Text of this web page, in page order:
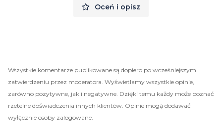
Oceń i opisz
Wszystkie komentarze publikowane są dopiero po wcześniejszym
zatwierdzeniu przez moderatora. Wyświetlamy wszystkie opinie,
zarówno pozytywne, jak i negatywne. Dzięki temu każdy może poznać
rzetelne doświadczenia innych klientów. Opinie mogą dodawać
wyłącznie osoby zalogowane.